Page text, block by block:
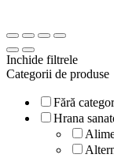
Inchide filtrele
Categorii de produse
Fără
Hrana